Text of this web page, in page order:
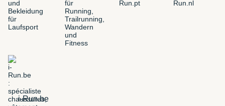
i-Run.be